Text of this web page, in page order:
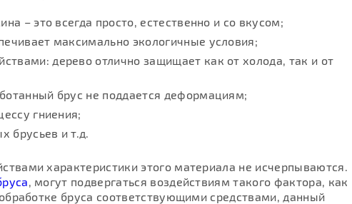
– это всегда просто, естественно и со вкусом;
максимально экологичные условия;
дерево отлично защищает как от холода, так и от
брус не поддается деформациям;
гниения;
брусьев и т.д.
характеристики этого материала не исчерпываются.
, могут подвергаться воздействиям такого фактора, как
бруса соответствующими средствами, данный